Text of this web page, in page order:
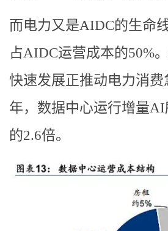
而电力又是AIDC的生命
占AIDC运营成本的50%
快速发展正推动电力消
年，数据中心运行增量
的2.6倍。